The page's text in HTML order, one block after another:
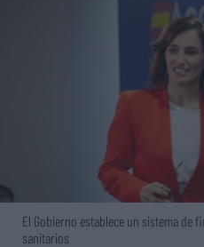
El Gobierno establece un sistema de
sanitarios